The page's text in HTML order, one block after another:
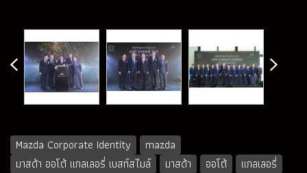
Mazda Corporate Identity
mazda
มาสด้า ออโต้ แกลเลอรี่ เบสท์สไมล์
มาสด้า ออโต้
แกลเลอรี่